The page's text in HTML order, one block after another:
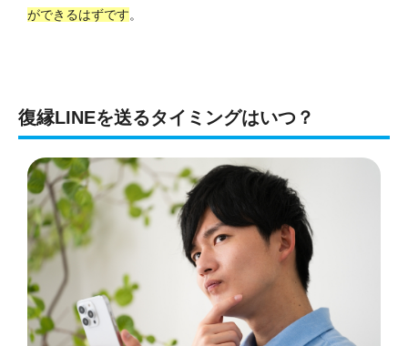
ができるはずです。
復縁LINEを送るタイミングはいつ？